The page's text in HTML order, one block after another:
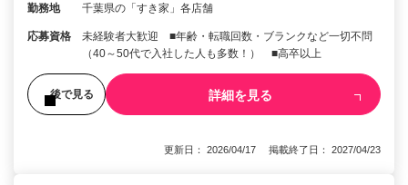
勤務地 千葉県の「すき家」各店舗
応募資格
未経験者大歓迎 ■年齢・転職回数・ブランクなど一切不問
（40～50代で入社した人も多数！） ■高卒以上
後で見る 詳細を見る
更新日： 2026/04/17 掲載終了日： 2027/04/23